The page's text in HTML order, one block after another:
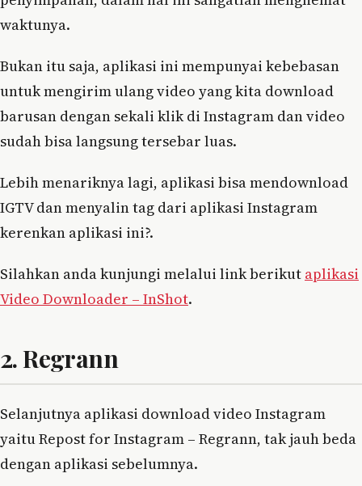
waktunya.
Bukan itu saja, aplikasi ini mempunyai kebebasan
untuk mengirim ulang video yang kita download
barusan dengan sekali klik di Instagram dan video
sudah bisa langsung tersebar luas.
Lebih menariknya lagi, aplikasi bisa mendownload
IGTV dan menyalin tag dari aplikasi Instagram
kerenkan aplikasi ini?.
Silahkan anda kunjungi melalui link berikut aplikasi
Video Downloader – InShot.
2. Regrann
Selanjutnya aplikasi download video Instagram
yaitu Repost for Instagram – Regrann, tak jauh beda
dengan aplikasi sebelumnya.